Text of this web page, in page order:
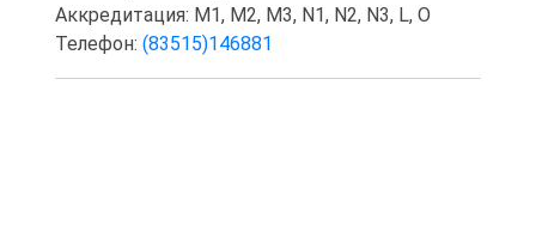
Аккредитация: M1, M2, M3, N1, N2, N3, L, O
Телефон: (83515)146881